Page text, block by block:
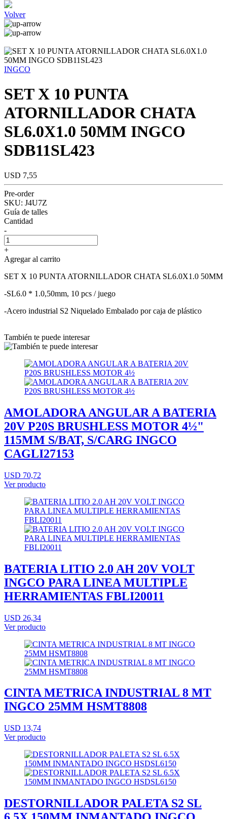
Volver
INGCO
SET X 10 PUNTA
ATORNILLADOR CHATA
SL6.0X1.0 50MM INGCO
SDB11SL423
USD 7,55
Pre-order
SKU: J4U7Z
Guía de talles
Cantidad
-
+
Agregar al carrito
SET X 10 PUNTA ATORNILLADOR CHATA SL6.0X1.0 50MM
-SL6.0 * 1.0,50mm, 10 pcs / juego
-Acero industrial S2 Niquelado Embalado por caja de plástico
También te puede interesar
AMOLADORA ANGULAR A BATERIA
20V P20S BRUSHLESS MOTOR 4½"
115MM S/BAT, S/CARG INGCO
CAGLI27153
USD 70,72
Ver producto
BATERIA LITIO 2.0 AH 20V VOLT
INGCO PARA LINEA MULTIPLE
HERRAMIENTAS FBLI20011
USD 26,34
Ver producto
CINTA METRICA INDUSTRIAL 8 MT
INGCO 25MM HSMT8808
USD 13,74
Ver producto
DESTORNILLADOR PALETA S2 SL